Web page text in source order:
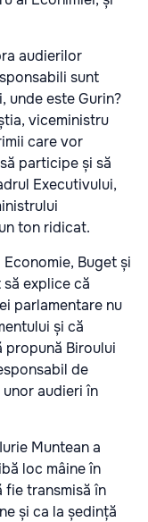
audierilor
sunt
unde este Gurin?
viceministru
care vor
participe și să
Executivului,
ton ridicat.
Buget și
explice că
parlamentare nu
și că
propună Biroului
de
audieri în
Muntean a
loc mâine în
fie transmisă în
și ca la ședință